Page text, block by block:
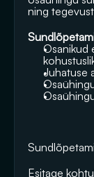
ning
Osanikud
Juhatuse
Esitage